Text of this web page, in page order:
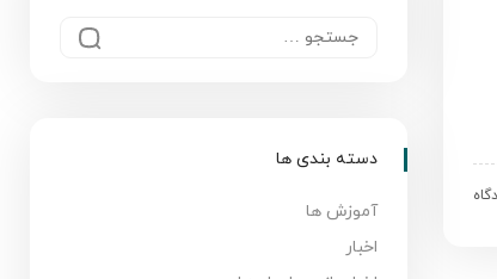
دسته بندی ها
آموزش ها
اخبار